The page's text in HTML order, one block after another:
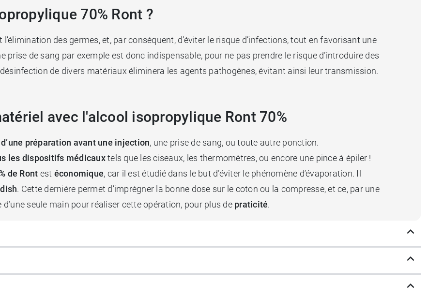
70% Ront ?
des germes, et, par conséquent, d’éviter le risque d’infections, tout en favorisant une
de sang par exemple est donc indispensable, pour ne pas prendre le risque d’introduire des
de divers matériaux éliminera les agents pathogènes, évitant ainsi leur transmission.
avec l'alcool isopropylique Ront 70%
préparation avant une injection, une prise de sang, ou toute autre ponction.
les dispositifs médicauxtels que les ciseaux, les thermomètres, ou encore une pince à épiler !
de Ront est économique, car il est étudié dans le but d’éviter le phénomène d’évaporation. Il
. Cette dernière permet d’imprégner la bonne dose sur le coton ou la compresse, et ce, par une
seule main pour réaliser cette opération, pour plus de praticité.
de la peau sous différentes formes, par exemple le